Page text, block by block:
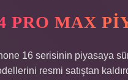
PRO MAX
16 serisinin piyasaya
resmi satıştan